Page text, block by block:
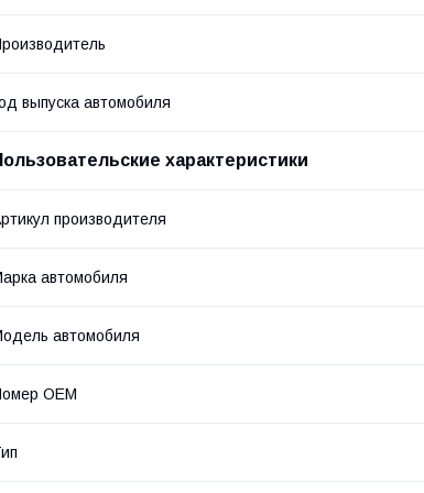
выпуска автомобиля
характеристики
производителя
автомобиля
автомобиля
OEM